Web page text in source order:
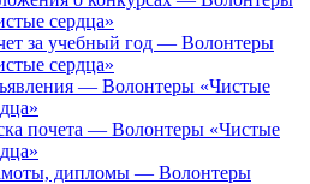
сердца»
за учебный год — Волонтеры
сердца»
— Волонтеры «Чистые
почета — Волонтеры «Чистые
дипломы — Волонтеры